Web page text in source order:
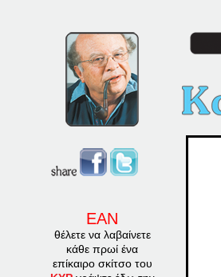
ΕΑΝ
θέλετε να λαβαίνετε
κάθε πρωί ένα
επίκαιρο σκίτσο του